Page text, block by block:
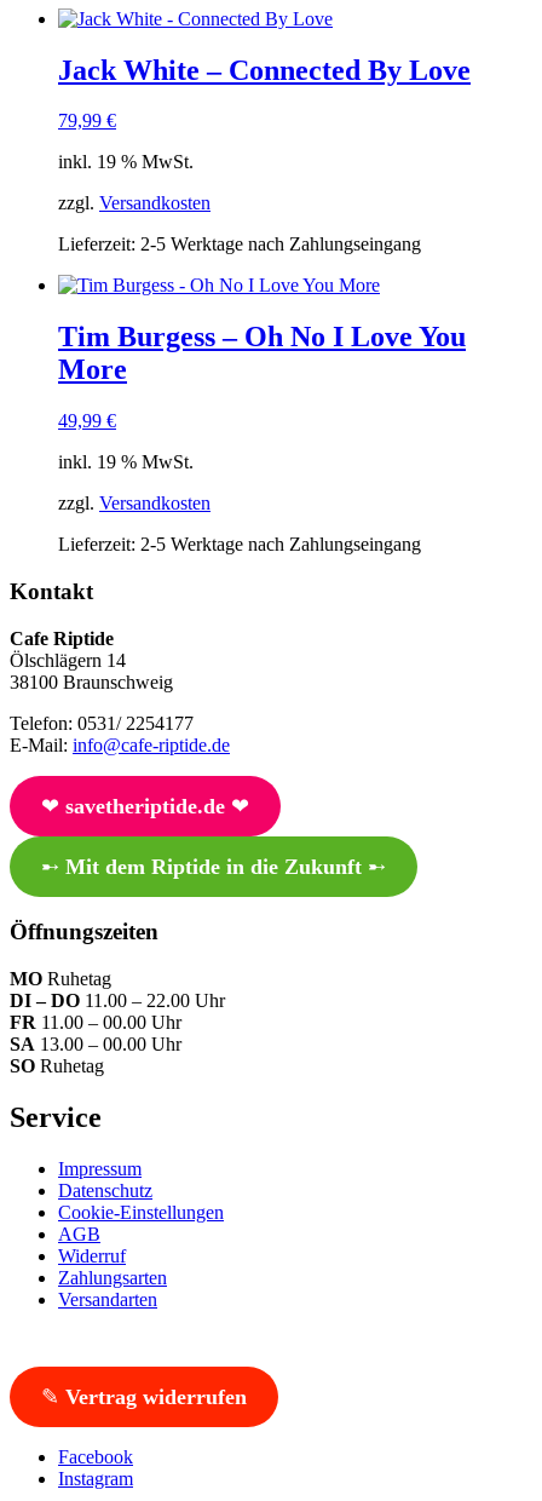
Jack White – Connected By Love
79,99 €
inkl. 19 % MwSt.
zzgl. Versandkosten
Lieferzeit: 2-5 Werktage nach Zahlungseingang
Tim Burgess – Oh No I Love You
More
49,99 €
inkl. 19 % MwSt.
zzgl. Versandkosten
Lieferzeit: 2-5 Werktage nach Zahlungseingang
Kontakt
Cafe Riptide
Ölschlägern 14
38100 Braunschweig
Telefon: 0531/ 2254177
E-Mail: info@cafe-riptide.de
❤︎ savetheriptide.de❤︎
➸ Mit dem Riptide in die Zukunft➸
Öffnungszeiten
MO Ruhetag
DI – DO 11.00 – 22.00 Uhr
FR 11.00 – 00.00 Uhr
SA 13.00 – 00.00 Uhr
SO Ruhetag
Service
Impressum
Datenschutz
Cookie-Einstellungen
AGB
Widerruf
Zahlungsarten
Versandarten
✎ Vertrag widerrufen
Facebook
Instagram